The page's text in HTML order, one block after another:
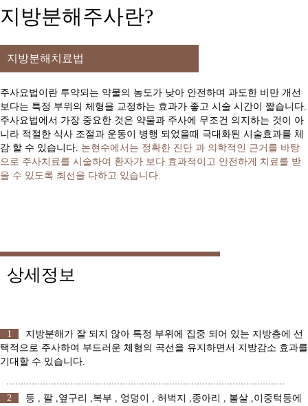
지방분해주사란?
지방분해치료법
주사요법이란 투약되는 약물의 농도가 낮아 안전하며 과도한 비만 개선
보다는 특정 부위의 체형을 교정하는 효과가 좋고 시술 시간이 짧습니다.
주사요법에서 가장 중요한 것은 약물과 주사에 무조건 의지하는 것이 아
니라 적절한 식사 조절과 운동이 병행 되었을때 극대화된 시술효과를 체
감 할 수 있습니다. 논현수에서는 정확한 진단 과 의학적인 근거를 바탕
으로 주사치료를 시술하여 환자가 보다 효과적이고 안전하게 치료를 받
을 수 있도록 최선을 다하고 있습니다.
상세정보
1
지방분해가 잘 되지 않아 특정 부위에 집중 되어 있는 지방층에 선
택적으로 주사하여 부드러운 체형의 곡선을 유지하면서 지방감소 효과를
기대할 수 있습니다.
2
등 , 팔 ,옆구리 ,복부 , 엉덩이 , 허벅지 ,종아리 , 볼살 ,이중턱등에